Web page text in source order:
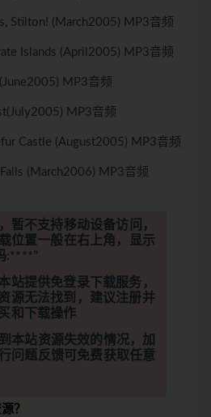
Stilton! (March2005) MP3音频
Islands (April2005) MP3音频
MP3音频
MP3音频
Castle (August2005) MP3音频
(March2006) MP3音频
暂不支持移动设备访问，
位置一般在右上角，显示
:****”
站提供免登录下载服务，
源无法找到，建议注册并
和下载操作
本站资源失效的情况，加
问题反馈可免费获取任意
？